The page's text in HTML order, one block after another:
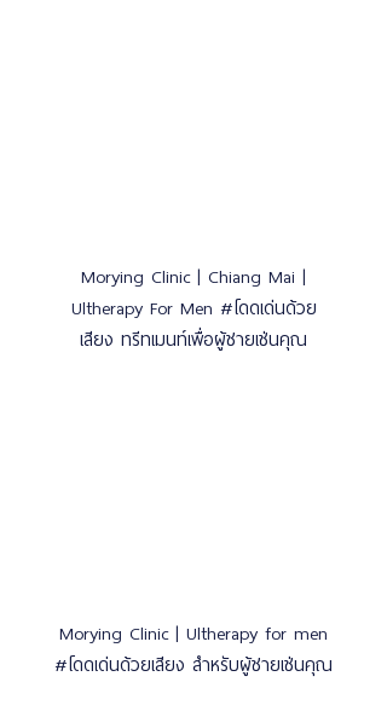
Morying Clinic | Chiang Mai |
Ultherapy For Men #โดดเด่นด้วย
เสียง ทรีทเมนท์เพื่อผู้ชายเช่นคุณ
Morying Clinic | Ultherapy for men
#โดดเด่นด้วยเสียง สำหรับผู้ชายเช่นคุณ